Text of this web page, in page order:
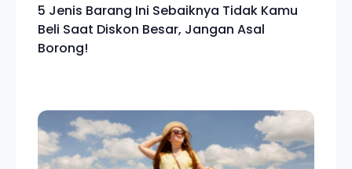
5 Jenis Barang Ini Sebaiknya Tidak Kamu
Beli Saat Diskon Besar, Jangan Asal
Borong!